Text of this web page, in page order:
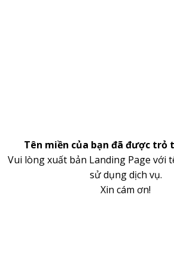
Tên miền của bạn đã được trỏ
Vui lòng xuất bản Landing Page với
sử dụng dịch vụ.
Xin cám ơn!